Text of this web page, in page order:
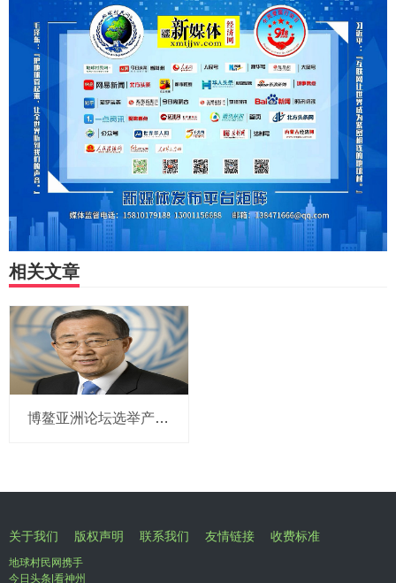
相关文章
博鳌亚洲论坛选举产生新一届理事会 潘基文当选理事长
关于我们 版权声明 联系我们 友情链接 收费标准
地球村民网携手
今日头条|看神州